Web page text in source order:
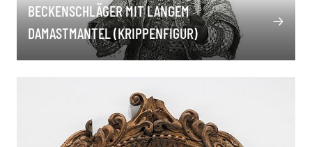
BECKENSCHLÄGER MIT LANGEM
DAMASTMANTEL (KRIPPENFIGUR)